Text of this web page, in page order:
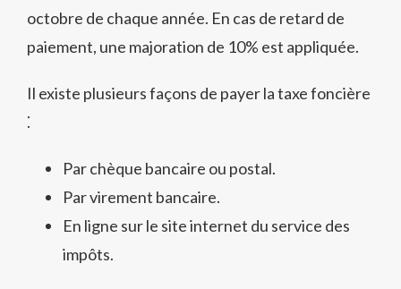
octobre de chaque année. En cas de retard de
paiement, une majoration de 10% est appliquée.
Il existe plusieurs façons de payer la taxe foncière
⁚
Par chèque bancaire ou postal.
Par virement bancaire.
En ligne sur le site internet du service des
impôts.